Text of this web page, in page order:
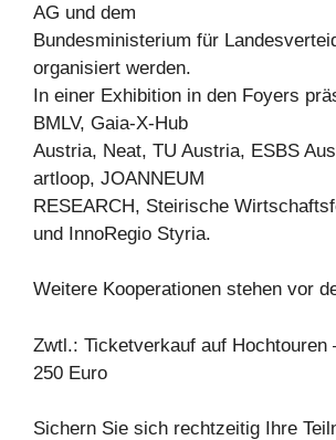
AG und dem
Bundesministerium für
organisiert werden.
In einer Exhibition in den Foyers
BMLV, Gaia-X-Hub
Austria, Neat, TU Austria, ESBS
artloop, JOANNEUM
RESEARCH, Steirische
und InnoRegio Styria.
Weitere Kooperationen stehen vor
Zwtl.: Ticketverkauf auf Hochtouren
250 Euro
Sichern Sie sich rechtzeitig Ihre